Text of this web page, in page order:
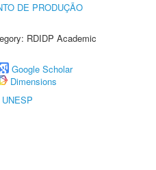
DE PRODUÇÃO
RDIDP Academic
Google Scholar
Dimensions